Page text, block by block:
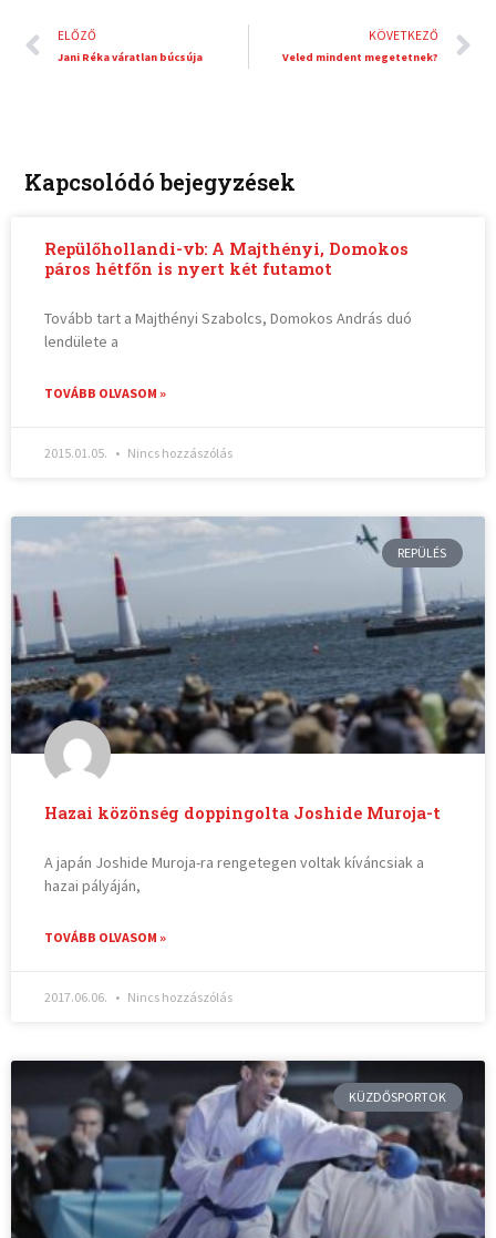
Előző
ELŐZŐ
Jani Réka váratlan búcsúja
KÖVETKEZŐ
Veled mindent megetetnek?
Kapcsolódó bejegyzések
Repülőhollandi-vb: A Majthényi, Domokos
páros hétfőn is nyert két futamot
Tovább tart a Majthényi Szabolcs, Domokos András duó
lendülete a
TOVÁBB OLVASOM »
2015.01.05. Nincs hozzászólás
REPÜLÉS
Hazai közönség doppingolta Joshide Muroja-t
A japán Joshide Muroja-ra rengetegen voltak kíváncsiak a
hazai pályáján,
TOVÁBB OLVASOM »
2017.06.06. Nincs hozzászólás
KÜZDŐSPORTOK